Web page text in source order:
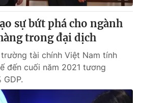
sự bứt phá cho ngành
trong đại dịch
tài chính Việt Nam tính
đến cuối năm 2021 tương